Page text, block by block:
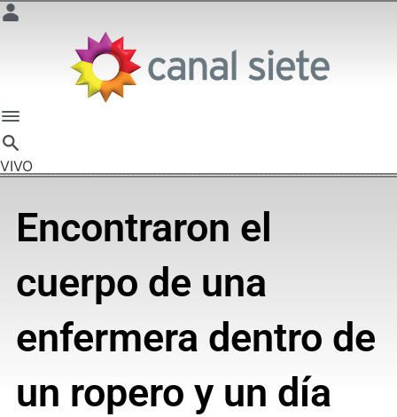
VIVO
Encontraron el
cuerpo de una
enfermera dentro de
un ropero y un día